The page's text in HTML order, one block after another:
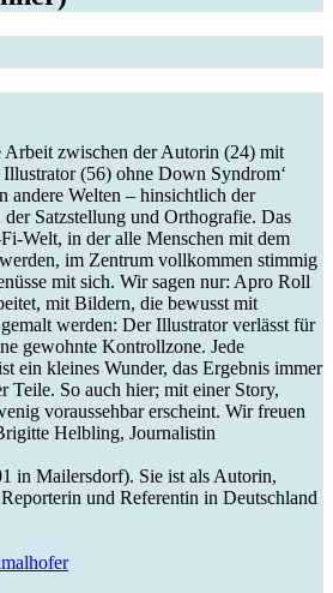
Arbeit zwischen der Autorin (24) mit
(56) ohne Down Syndrom‘
andere Welten – hinsichtlich der
Satzstellung und Orthografie. Das
Welt, in der alle Menschen mit dem
im Zentrum vollkommen stimmig
mit sich. Wir sagen nur: Apro Roll
mit Bildern, die bewusst mit
werden: Der Illustrator verlässt für
gewohnte Kontrollzone. Jede
ein kleines Wunder, das Ergebnis immer
Teile. So auch hier; mit einer Story,
voraussehbar erscheint. Wir freuen
Helbling, Journalistin
in Mailersdorf). Sie ist als Autorin,
und Referentin in Deutschland